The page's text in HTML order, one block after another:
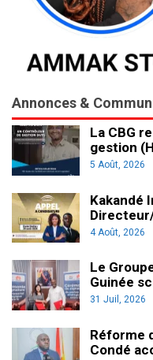
Annonces &
La CBG
gestion
5 Août, 2026
Kakandé
4 Août, 2026
Le
Guinée
31 Juil, 2026
Réforme
Condé